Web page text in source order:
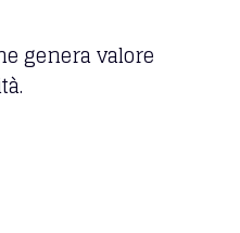
genera valore